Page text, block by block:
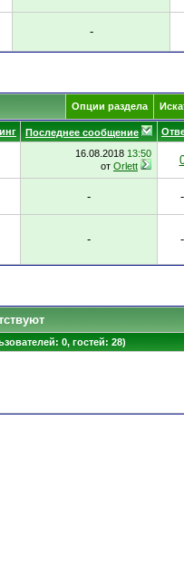
-
Опции раздела
Последнее сообщение
16.08.2018 13:50
от Orlett
- -
- -
0, гостей: 28)